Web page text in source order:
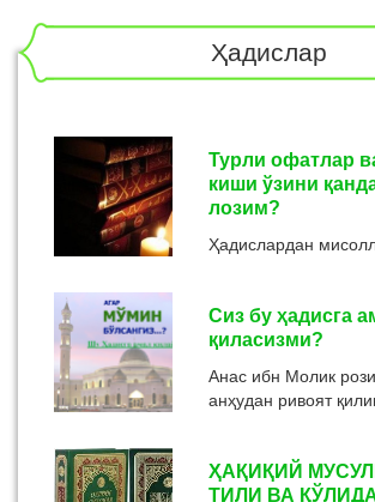
Ҳадислар
Турли офатлар
киши ўзини
лозим?
Ҳадислардан
Ҳосилдорлик ва
ва тинчлик, бойлик ва
Сиз бу ҳадисга
қиласизми?
Анас ибн Молик
анҳудан ривоят
яхши кўрган
ҲАҚИҚИЙ
ТИЛИ ВА